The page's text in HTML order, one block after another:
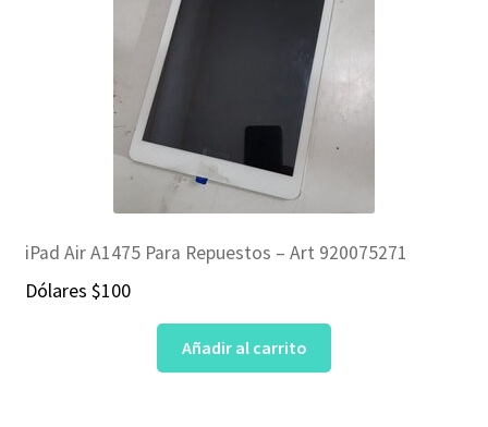
iPad Air A1475 Para Repuestos – Art 920075271
Dólares $100
Añadir al carrito